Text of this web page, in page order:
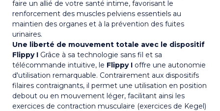
faire un allié de votre santé intime, favorisant le
renforcement des muscles pelviens essentiels au
maintien des organes et à la prévention des fuites
urinaires.
Une liberté de mouvement totale avec le dispositif
Flippy I Grâce à sa technologie sans fil et sa
télécommande intuitive, le Flippy I offre une autonomie
d'utilisation remarquable. Contrairement aux dispositifs
filaires contraignants, il permet une utilisation en position
debout ou en mouvement léger, facilitant ainsi les
exercices de contraction musculaire (exercices de Kegel)